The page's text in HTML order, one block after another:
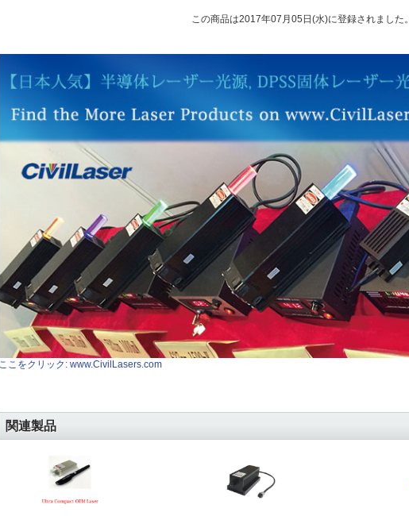
この商品は2017年07月05日(水)に登録されました。
ここをクリック: www.CivilLasers.com
関連製品